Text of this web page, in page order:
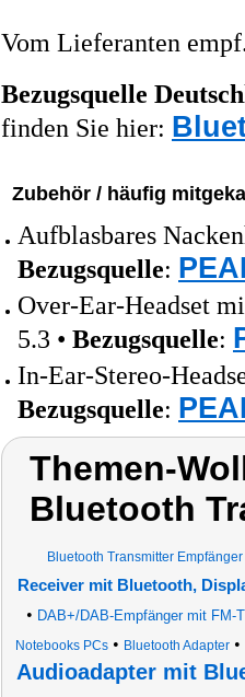
Vom Lieferanten
Bezugsquelle
finden Sie hier:
Zubehör / häufig
Aufblasbares
Bezugsquelle:
Over-Ear-Headset
5.3 • Bezugsquelle:
In-Ear-Stereo-
Bezugsquelle:
Themen-
Bluetooth
Bluetooth Transmitter
Receiver mit Bluetooth,
• DAB+/DAB-Empfänger mit FM-
Notebooks PCs • Bluetooth Adapter •
Audioadapter mit